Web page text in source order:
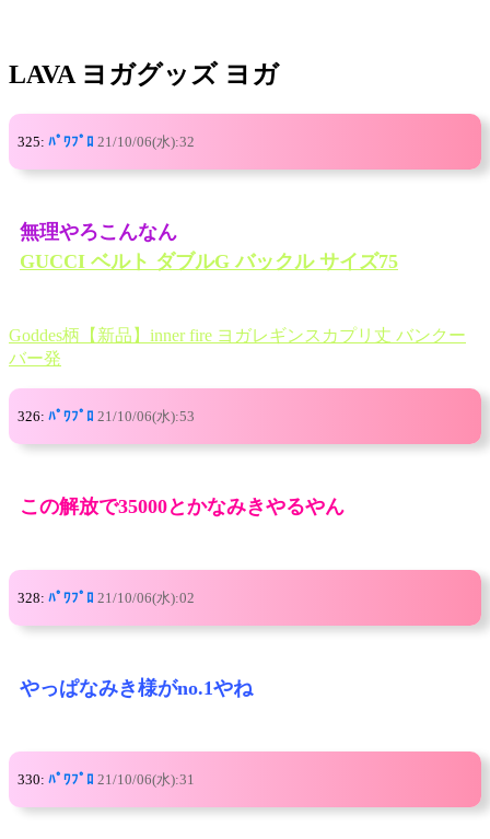
LAVA ヨガグッズ ヨガ
325: ﾊﾟﾜﾌﾟﾛ 21/10/06(水):32
無理やろこんなん
GUCCI ベルト ダブルG バックル サイズ75
Goddes柄【新品】inner fire ヨガレギンスカプリ丈 バンクー
バー発
326: ﾊﾟﾜﾌﾟﾛ 21/10/06(水):53
この解放で35000とかなみきやるやん
328: ﾊﾟﾜﾌﾟﾛ 21/10/06(水):02
やっぱなみき様がno.1やね
330: ﾊﾟﾜﾌﾟﾛ 21/10/06(水):31